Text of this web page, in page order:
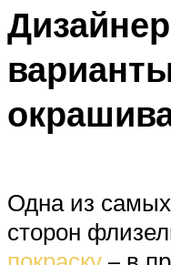
Одна из
сторон